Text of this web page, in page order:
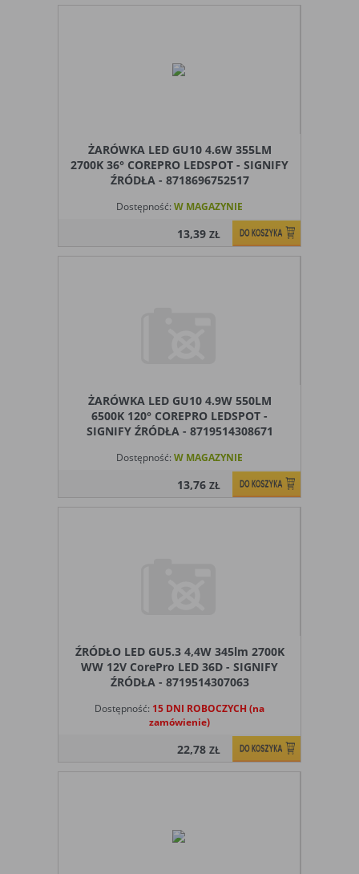
Czy pliki „cookies” zawierają dane osobowe
zaszyfrowane w sposób uniemożliwiający dostęp do nich
osobom nieuprawnionym.
Usuwanie plików „cookies”
Standardowo oprogramowanie służące do przeglądania
stron internetowych domyślnie dopuszcza umieszczanie
plików „cookies” na urządzeniu końcowym. Ustawienia te
mogą zostać zmienione w taki sposób, aby blokować
internetowej.
ŻARÓWKA LED GU10 4.6W 355LM
2700K 36° COREPRO LEDSPOT - SIGNIFY
ŹRÓDŁA - 8718696752517
Dostępność: W MAGAZYNIE
13,39ZŁ
ŻARÓWKA LED GU10 4.9W 550LM
6500K 120° COREPRO LEDSPOT -
SIGNIFY ŹRÓDŁA - 8719514308671
Dostępność: W MAGAZYNIE
13,76ZŁ
ŹRÓDŁO LED GU5.3 4,4W 345lm 2700K
WW 12V CorePro LED 36D - SIGNIFY
ŹRÓDŁA - 8719514307063
Dostępność: 15 DNI ROBOCZYCH (na
zamówienie)
22,78ZŁ